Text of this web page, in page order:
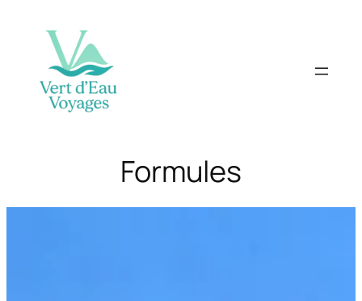
Formules